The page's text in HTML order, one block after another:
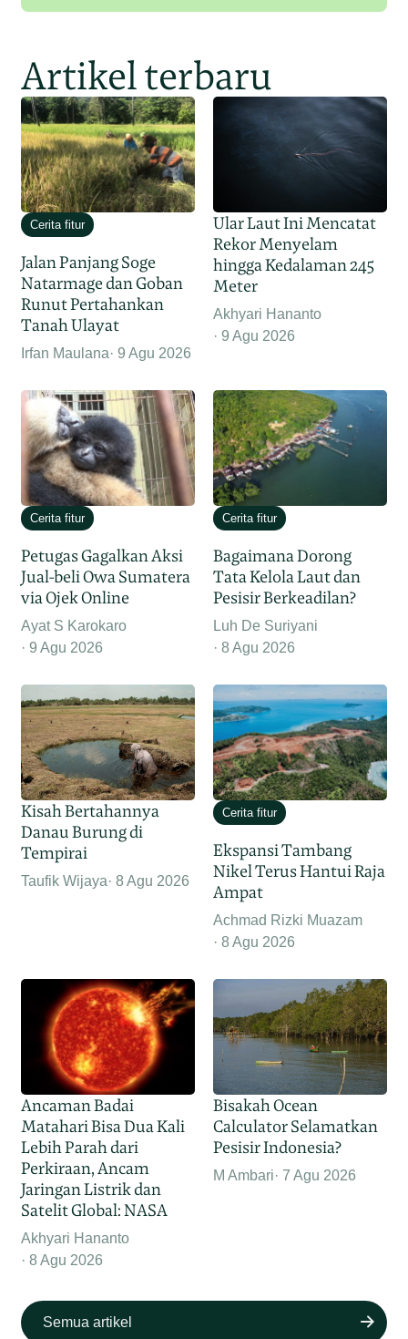
Artikel terbaru
Cerita fitur
Jalan Panjang Soge
Natarmage dan Goban
Runut Pertahankan
Tanah Ulayat
Irfan Maulana 9 Agu 2026
Ular Laut Ini Mencatat
Rekor Menyelam
hingga Kedalaman 245
Meter
Akhyari Hananto
9 Agu 2026
Cerita fitur
Petugas Gagalkan Aksi
Jual-beli Owa Sumatera
via Ojek Online
Ayat S Karokaro
9 Agu 2026
Cerita fitur
Bagaimana Dorong
Tata Kelola Laut dan
Pesisir Berkeadilan?
Luh De Suriyani
8 Agu 2026
Kisah Bertahannya
Danau Burung di
Tempirai
Taufik Wijaya 8 Agu 2026
Cerita fitur
Ekspansi Tambang
Nikel Terus Hantui Raja
Ampat
Achmad Rizki Muazam
8 Agu 2026
Ancaman Badai
Matahari Bisa Dua Kali
Lebih Parah dari
Perkiraan, Ancam
Jaringan Listrik dan
Satelit Global: NASA
Akhyari Hananto
8 Agu 2026
Bisakah Ocean
Calculator Selamatkan
Pesisir Indonesia?
M Ambari 7 Agu 2026
Semua artikel